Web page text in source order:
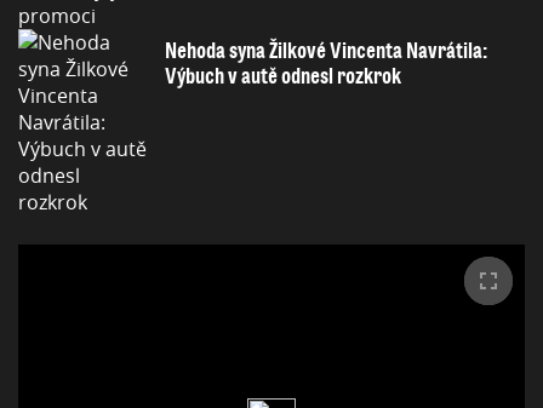
Nehoda syna Žilkové Vincenta Navrátila:
Výbuch v autě odnesl rozkrok